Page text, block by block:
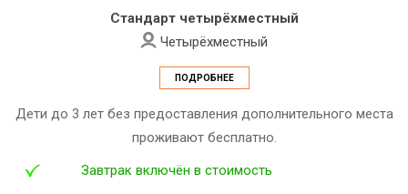
Стандарт четырёхместный
Четырёхместный
ПОДРОБНЕЕ
Дети до 3 лет без предоставления дополнительного места
проживают бесплатно.
Завтрак включён в стоимость